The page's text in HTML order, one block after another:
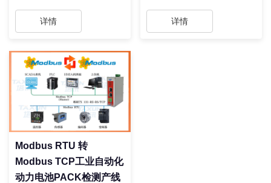
详情 详情
Modbus RTU 转
Modbus TCP工业自动化
动力电池PACK检测产线